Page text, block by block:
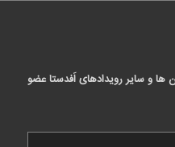
ها و سایر رویدادهای اَفدستا عضو